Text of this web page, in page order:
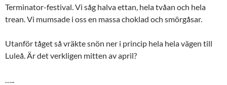
Terminator-festival. Vi såg halva ettan, hela tvåan och hela
trean. Vi mumsade i oss en massa choklad och smörgåsar.
Utanför tåget så vräkte snön ner i princip hela hela vägen till
Luleå. Är det verkligen mitten av april?
…..